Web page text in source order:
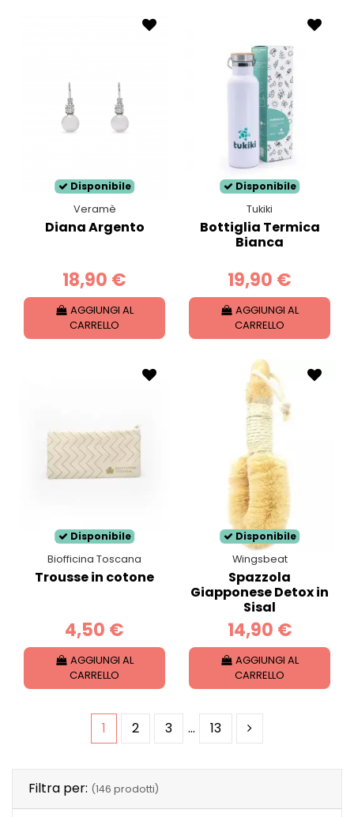
Disponibile
Veramè
Diana Argento
18,90 €
AGGIUNGI AL
CARRELLO
Disponibile
Tukiki
Bottiglia Termica
Bianca
19,90 €
AGGIUNGI AL
CARRELLO
Disponibile
Biofficina Toscana
Trousse in cotone
4,50 €
AGGIUNGI AL
CARRELLO
Disponibile
Wingsbeat
Spazzola
Giapponese Detox in
Sisal
14,90 €
AGGIUNGI AL
CARRELLO
1 2 3 … 13
Filtra per: (146 prodotti)